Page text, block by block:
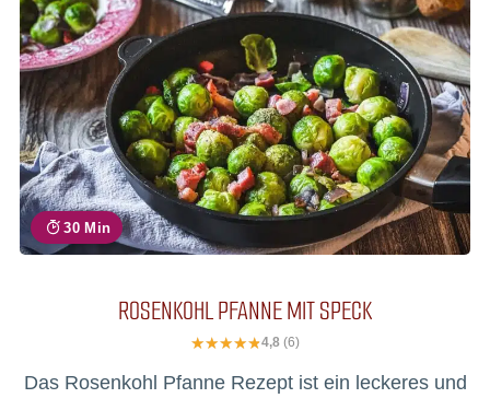
30 Min
ROSENKOHL PFANNE MIT SPECK
4,8 (6)
Das Rosenkohl Pfanne Rezept ist ein leckeres und